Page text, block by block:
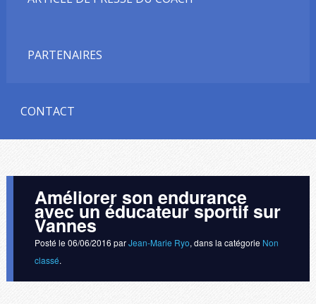
PARTENAIRES
CONTACT
Améliorer son endurance
avec un éducateur sportif sur
Vannes
Posté le 06/06/2016 parJean-Marie Ryo, dans la catégorie Non
classé.